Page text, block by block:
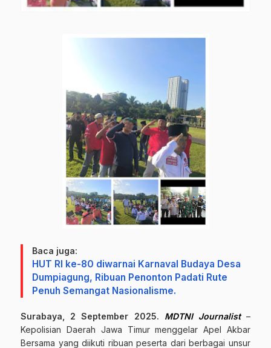
Baca juga:
HUT RI ke-80 diwarnai Karnaval Budaya Desa
Dumpiagung, Ribuan Penonton Padati Rute
Penuh Semangat Nasionalisme.
Surabaya, 2 September 2025. MDTNI Journalist –
Kepolisian Daerah Jawa Timur menggelar Apel Akbar
Bersama yang diikuti ribuan peserta dari berbagai unsur